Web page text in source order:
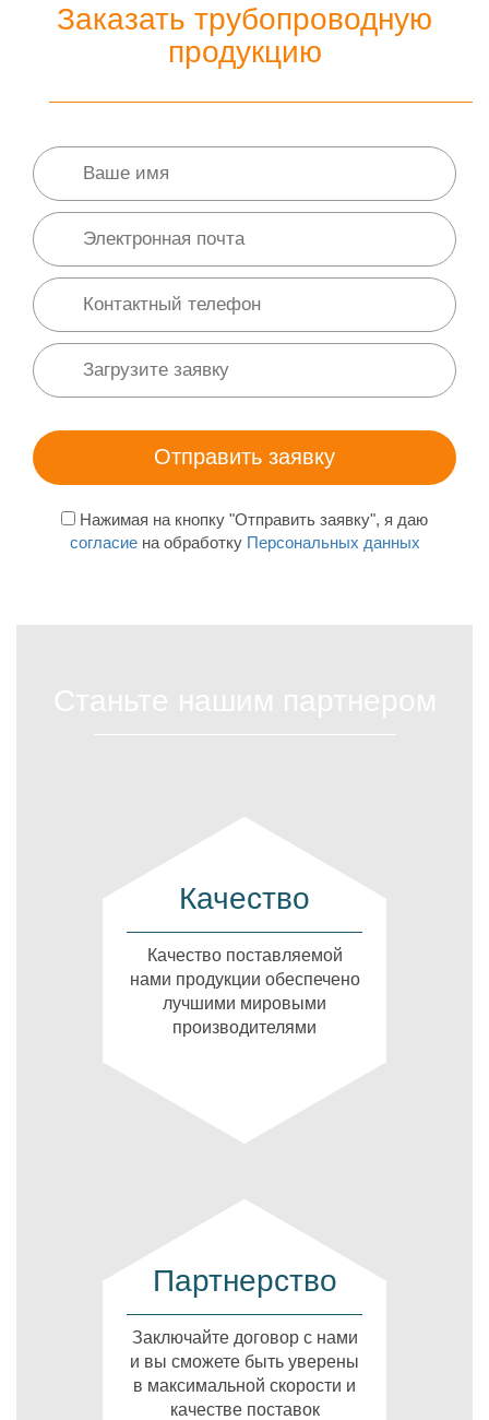
Заказать трубопроводную
продукцию
Нажимая на кнопку "Отправить заявку", я даю
согласиена обработку Персональных данных
Качество
Качество поставляемой
нами продукции обеспечено
лучшими мировыми
производителями
Партнерство
Заключайте договор с нами
и вы сможете быть уверены
в максимальной скорости и
качестве поставок